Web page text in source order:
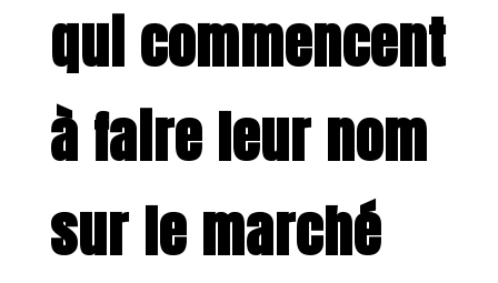
qui commencent
à faire leur nom
sur le marché